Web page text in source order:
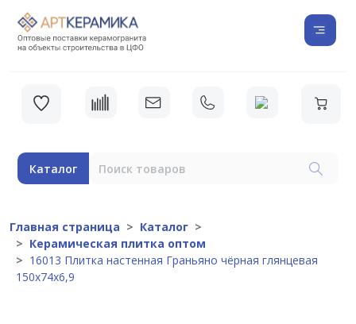
Каталог
Главная страница
Каталог
Керамическая плитка оптом
16013 Плитка настенная Граньяно чёрная глянцевая
150х74х6,9